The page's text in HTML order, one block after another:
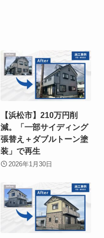
【浜松市】210万円削
減。「一部サイディング
張替え＋ダブルトーン塗
装」で再生
2026年1月30日